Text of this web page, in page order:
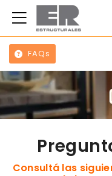
FAQs
Consultá las